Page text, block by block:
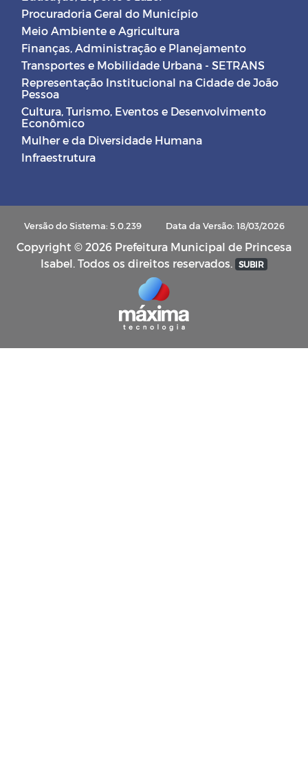
Procuradoria Geral do Município
Meio Ambiente e Agricultura
Finanças, Administração e Planejamento
Transportes e Mobilidade Urbana - SETRANS
Representação Institucional na Cidade de João
Pessoa
Cultura, Turismo, Eventos e Desenvolvimento
Econômico
Mulher e da Diversidade Humana
Infraestrutura
Versão do Sistema: 5.0.239 Data da Versão: 18/03/2026
Copyright © 2026 Prefeitura Municipal de Princesa
Isabel. Todos os direitos reservados. SUBIR